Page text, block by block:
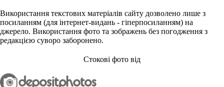
Використання текстових матеріалів сайту дозволено лише з
посиланням (для інтернет-видань - гіперпосиланням) на
джерело. Використання фото та зображень без погодження з
редакцією суворо заборонено.
Стокові фото від